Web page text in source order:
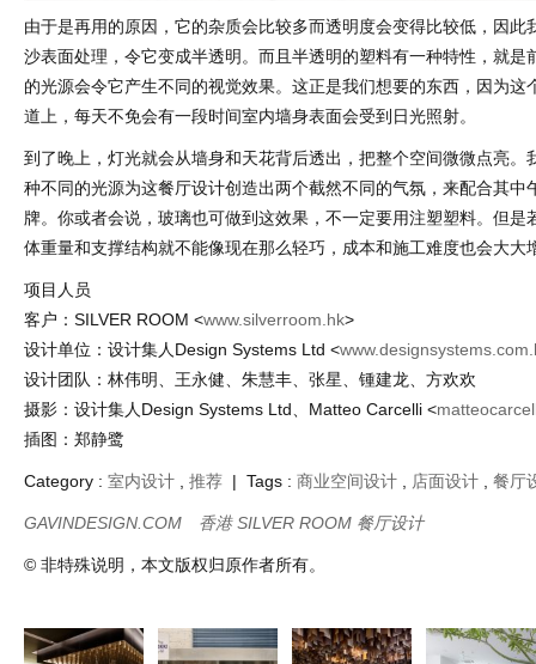
由于是再用的原因，它的杂质会比较多而透明度会变得比较低，因此
沙表面处理，令它变成半透明。而且半透明的塑料有一种特性，就是
的光源会令它产生不同的视觉效果。这正是我们想要的东西，因为这
道上，每天不免会有一段时间室内墙身表面会受到日光照射。
到了晚上，灯光就会从墙身和天花背后透出，把整个空间微微点亮。
种不同的光源为这餐厅设计创造出两个截然不同的气氛，来配合其中
牌。你或者会说，玻璃也可做到这效果，不一定要用注塑塑料。但是
体重量和支撑结构就不能像现在那么轻巧，成本和施工难度也会大大
项目人员
客户：SILVER ROOM <www.silverroom.hk>
设计单位：设计集人Design Systems Ltd <
设计团队：林伟明、王永健、朱慧丰、张星、锺建龙、方欢欢
摄影：设计集人Design Systems Ltd、Matteo Carcelli <
插图：郑静鹭
Category : 室内设计 推荐 | Tags : 商业空间设计 店面设计 餐厅
GAVINDESIGN.COM 香港 SILVER ROOM 餐厅设计
© 非特殊说明，本文版权归原作者所有。